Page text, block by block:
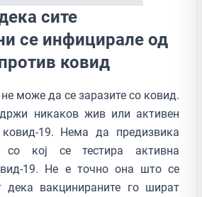
сите
се инфицирале од
ковид
може да се заразите со ковид.
никаков жив или активен
19. Нема да предизвика
со кој се тестира активна
19. Не е точно она што се
дека вакцинираните го шират